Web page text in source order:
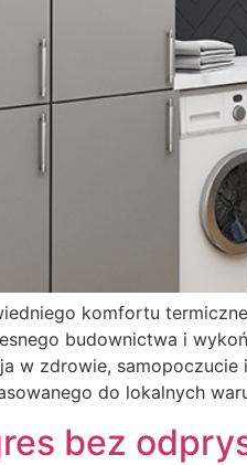
komfortu
budownictwa i
w zdrowie,
do lokalnych
bez